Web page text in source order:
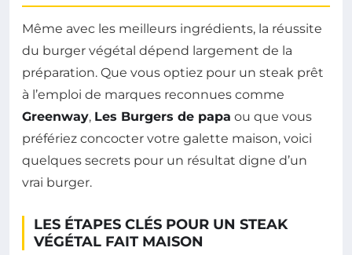
Même avec les meilleurs ingrédients, la réussite
du burger végétal dépend largement de la
préparation. Que vous optiez pour un steak prêt
à l’emploi de marques reconnues comme
Greenway, Les Burgers de papa ou que vous
préfériez concocter votre galette maison, voici
quelques secrets pour un résultat digne d’un
vrai burger.
LES ÉTAPES CLÉS POUR UN STEAK
VÉGÉTAL FAIT MAISON